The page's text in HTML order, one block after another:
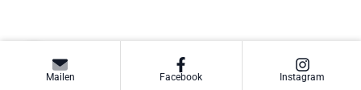
Mailen Facebook Instagram